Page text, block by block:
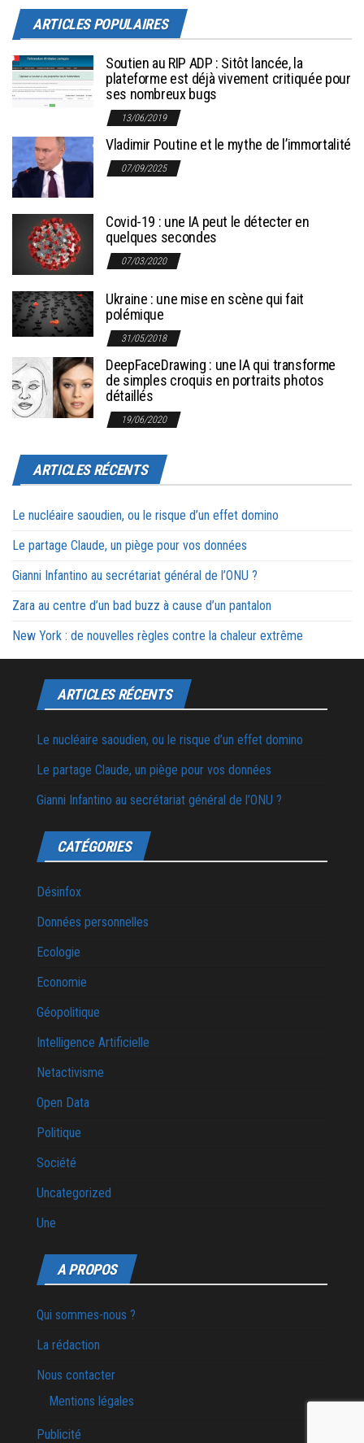
ARTICLES POPULAIRES
Soutien au RIP ADP : Sitôt lancée, la
plateforme est déjà vivement critiquée pour
ses nombreux bugs
13/06/2019
Vladimir Poutine et le mythe de l’immortalité
07/09/2025
Covid-19 : une IA peut le détecter en
quelques secondes
07/03/2020
Ukraine : une mise en scène qui fait
polémique
31/05/2018
DeepFaceDrawing : une IA qui transforme
de simples croquis en portraits photos
détaillés
19/06/2020
ARTICLES RÉCENTS
Le nucléaire saoudien, ou le risque d’un effet domino
Le partage Claude, un piège pour vos données
Gianni Infantino au secrétariat général de l’ONU ?
Zara au centre d’un bad buzz à cause d’un pantalon
New York : de nouvelles règles contre la chaleur extrême
ARTICLES RÉCENTS
Le nucléaire saoudien, ou le risque d’un effet domino
Le partage Claude, un piège pour vos données
Gianni Infantino au secrétariat général de l’ONU ?
CATÉGORIES
Désinfox
Données personnelles
Ecologie
Economie
Géopolitique
Intelligence Artificielle
Netactivisme
Open Data
Politique
Société
Uncategorized
Une
A PROPOS
Qui sommes-nous ?
La rédaction
Nous contacter
Mentions légales
Publicité